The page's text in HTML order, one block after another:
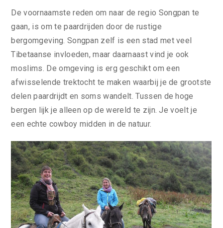
De voornaamste reden om naar de regio Songpan te
gaan, is om te paardrijden door de rustige
bergomgeving. Songpan zelf is een stad met veel
Tibetaanse invloeden, maar daarnaast vind je ook
moslims. De omgeving is erg geschikt om een
afwisselende trektocht te maken waarbij je de grootste
delen paardrijdt en soms wandelt. Tussen de hoge
bergen lijk je alleen op de wereld te zijn. Je voelt je
een echte cowboy midden in de natuur.